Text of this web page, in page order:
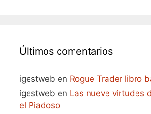
Últimos comentarios
igestweb en Rogue Trader libro
igestweb en Las nueve virtudes
el Piadoso